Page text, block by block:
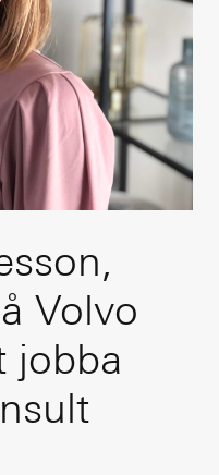
Volvo
jobba